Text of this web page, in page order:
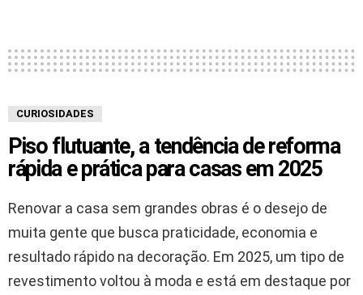
CURIOSIDADES
Piso flutuante, a tendência de reforma
rápida e prática para casas em 2025
Renovar a casa sem grandes obras é o desejo de
muita gente que busca praticidade, economia e
resultado rápido na decoração. Em 2025, um tipo de
revestimento voltou à moda e está em destaque por